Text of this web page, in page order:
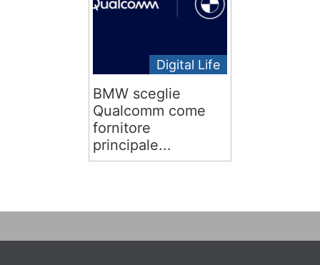
Digital Life
BMW sceglie
Qualcomm come
fornitore
principale...